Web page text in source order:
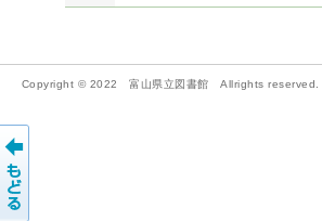
Copyright © 2022 富山県立図書館 Allrights reserved.